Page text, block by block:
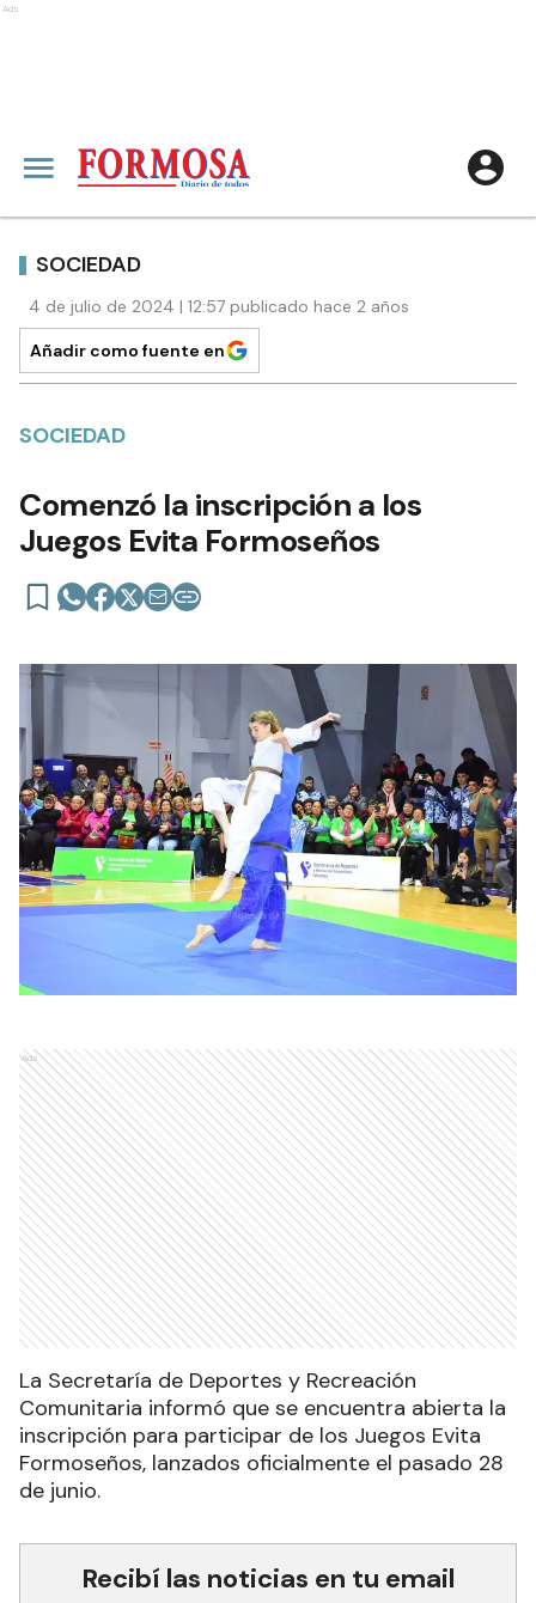
Ads
SOCIEDAD
4 de julio de 2024 | 12:57 publicado hace 2 años
Añadir como fuente en
SOCIEDAD
Comenzó la inscripción a los
Juegos Evita Formoseños
Ads
La Secretaría de Deportes y Recreación
Comunitaria informó que se encuentra abierta la
inscripción para participar de los Juegos Evita
Formoseños, lanzados oficialmente el pasado 28
de junio.
Recibí las noticias en tu email